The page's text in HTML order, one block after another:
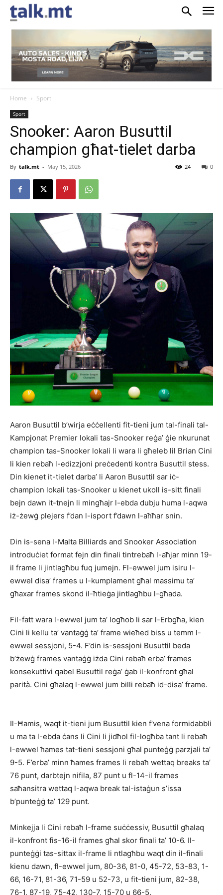
Home Sport
Sport
Snooker: Aaron Busuttil
champion għat-tielet darba
By talk.mt - May 15, 2026 0
24
Aaron Busuttil b’wirja eċċellenti fit-tieni jum tal-finali tal-
Kampjonat Premier lokali tas-Snooker reġa’ ġie nkurunat
champion tas-Snooker lokali li wara li għeleb lil Brian Cini
li kien rebaħ l-edizzjoni preċedenti kontra Busuttil stess.
Din kienet it-tielet darba’ li Aaron Busuttil sar iċ-
champion lokali tas-Snooker u kienet ukoll is-sitt finali
bejn dawn it-tnejn li mingħajr l-ebda dubju huma l-aqwa
iż-żewġ plejers f’dan l-isport f’dawn l-aħħar snin.
Din is-sena l-Malta Billiards and Snooker Association
introduċiet format fejn din finali tintrebaħ l-aħjar minn 19-
il frame li jintlagħbu fuq jumejn. Fl-ewwel jum isiru l-
ewwel disa’ frames u l-kumplament għal massimu ta’
għaxar frames skond il-ħtieġa jintlagħbu l-għada.
Fil-fatt wara l-ewwel jum ta’ logħob li sar l-Erbgħa, kien
Cini li kellu ta’ vantaġġ ta’ frame wieħed biss u temm l-
ewwel sessjoni, 5-4. F’din is-sessjoni Busuttil beda
b’żewġ frames vantaġġ iżda Cini rebaħ erba’ frames
konsekuttivi qabel Busuttil reġa’ ġab il-konfront għal
parità. Cini għalaq l-ewwel jum billi rebaħ id-disa’ frame.
Il-Ħamis, waqt it-tieni jum Busuttil kien f’vena formidabbli
u ma ta l-ebda ċans li Cini li jidħol fil-logħba tant li rebaħ
l-ewwel ħames tat-tieni sessjoni għal punteġġ parzjali ta’
9-5. F’erba’ minn ħames frames li rebaħ wettaq breaks ta’
76 punt, darbtejn nifila, 87 punt u fl-14-il frames
saħansitra wettaq l-aqwa break tal-istaġun s’issa
b’punteġġ ta’ 129 punt.
Minkejja li Cini rebaħ l-frame suċċessiv, Busuttil għalaq
il-konfront fis-16-il frames għal skor finali ta’ 10-6. Il-
punteġġi tas-sittax il-frame li ntlagħbu waqt din il-finali
kienu dawn, fl-ewwel jum, 80-36, 81-0, 45-72, 53-83, 1-
66, 16-71, 81-36, 71-59 u 52-73, u fit-tieni jum, 82-38,
76-1, 87-19, 75-42, 130-7, 15-70 u 66-5.